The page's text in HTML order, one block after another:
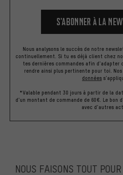
S’abonner à la
Nous analysons le succès de notre
continuellement. Si tu es déjà client chez
tes dernières commandes afin
rendre ainsi plus pertinente pour toi. Nos
données
*Valable pendant 30 jours à partir de la
d'un montant de commande de 60€. Le bon
avec d'autres
NOUS FAISONS TOUT